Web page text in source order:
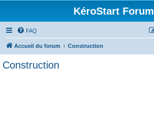
KéroStart Forum
FAQ
Accueil du forum Construction
Construction